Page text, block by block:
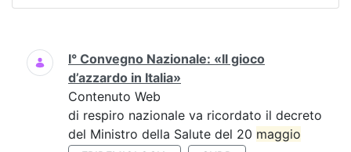
Ricerca
I° Convegno Nazionale: «Il gioco
d’azzardo in Italia»
Contenuto Web
di respiro nazionale va ricordato il decreto
del Ministro della Salute del 20 maggio